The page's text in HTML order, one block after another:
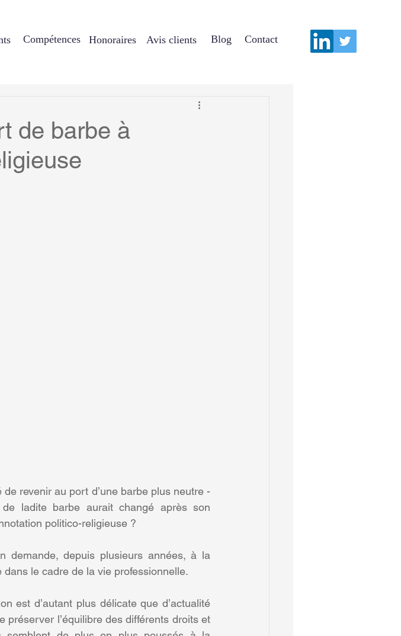
Compétences Honoraires Contact
Avis clients Blog
de barbe à
revenir au port d’une barbe plus neutre -
ladite barbe aurait changé après son
politico-religieuse ?
demande, depuis plusieurs années, à la
le cadre de la vie professionnelle.
est d’autant plus délicate que d’actualité
préserver l’équilibre des différents droits et